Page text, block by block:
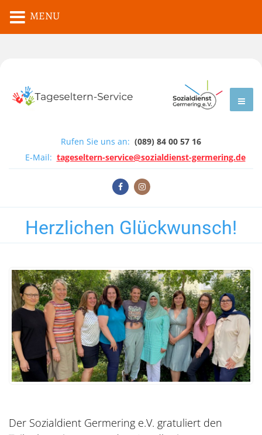
Rufen Sie uns an: (089) 84 00 57 16
E-Mail: tageseltern-service@sozialdienst-germering.de
Herzlichen Glückwunsch!
Der Sozialdient Germering e.V. gratuliert den
MENU